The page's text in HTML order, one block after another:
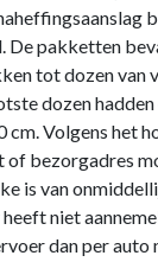
De pakketten
tot dozen van
dozen hadden
cm. Volgens het
of bezorgadres
is van
niet
dan per auto